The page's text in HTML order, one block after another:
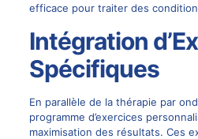
efficace pour traiter des
Intégration
Spécifiques
En parallèle de la thérapie par
programme d’exercices
maximisation des résultats. Ces